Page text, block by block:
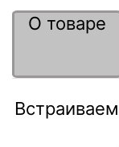
О товаре